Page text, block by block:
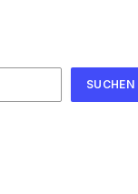
SUCHEN